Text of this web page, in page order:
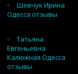
Шевчук Ирина
Одесса отзывы
Татьяна
Евгеньевна
Калюжная Одесса
отзывы